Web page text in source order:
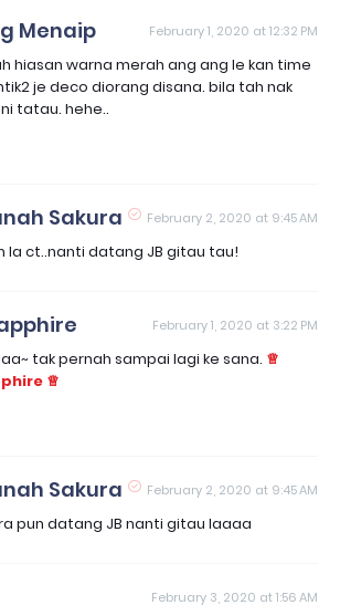
Menaip February 1, 2020 at 12:32 PM
hiasan warna merah ang ang le kan time
je deco diorang disana. bila tah nak
tatau. hehe..
Sakura February 2, 2020 at 9:45 AM
la ct..nanti datang JB gitau tau!
February 1, 2020 at 3:22 PM
tak pernah sampai lagi ke sana. ♕
♕
Sakura February 2, 2020 at 9:45 AM
pun datang JB nanti gitau laaaa
February 3, 2020 at 1:56 AM